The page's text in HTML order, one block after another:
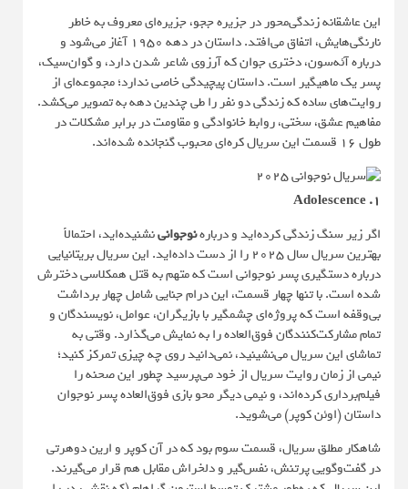
این عاشقانه زندگی‌محور در جزیره ججو، جزیره‌ای معروف به خاطر
نارنگی‌هایش، اتفاق می‌افتد. داستان در دهه ۱۹۵۰ آغاز می‌شود و
درباره آئه‌سون، دختری جوان که آرزوی شاعر شدن دارد، و گوان‌سیک،
پسر یک ماهیگیر است. داستان پیچیدگی خاصی ندارد؛ مجموعه‌ای از
روایت‌های ساده که زندگی دو نفر را طی چندین دهه به تصویر می‌کشد.
مفاهیم عشق، سختی، روابط خانوادگی و مقاومت در برابر مشکلات در
طول ۱۶ قسمت این سریال کره‌ای محبوب گنجانده شده‌اند.
۱. Adolescence
اگر زیر سنگ زندگی کرده‌اید و دربارهنوجوانینشنیده‌اید، احتمالاً
بهترین سریال سال ۲۰۲۵ را از دست داده‌اید. این سریال بریتانیایی
درباره دستگیری پسر نوجوانی است که متهم به قتل همکلاسی دخترش
شده است. با تنها چهار قسمت، این درام جنایی شامل چهار برداشت
بی‌وقفه است که پروژه‌ای چشمگیر با بازیگران، عوامل، نویسندگان و
تمام مشارکت‌کنندگان فوق‌العاده را به نمایش می‌گذارد. وقتی به
تماشای این سریال می‌نشینید، نمی‌دانید روی چه چیزی تمرکز کنید؛
نیمی از زمان روایت سریال از خود می‌پرسید چطور این صحنه را
فیلم‌برداری کرده‌اند، و نیمی دیگر محو بازی فوق‌العاده پسر نوجوان
داستان (اوئن کوپر) می‌شوید.
شاهکار مطلق سریال، قسمت سوم بود که در آن کوپر و ارین دوهرتی
در گفت‌وگویی پرتنش، نفس‌گیر و دلخراش مقابل هم قرار می‌گیرند.